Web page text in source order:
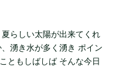
らしい太陽が出来てくれ
湧き水が多く湧き ポイン
ともしばしば そんな今日